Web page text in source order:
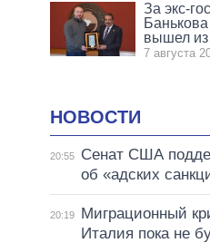
За экс-
вышел
7 августа
НОВОСТИ
20:55
Сенат США
об «адских
20:19
Миграционный
Италия пока не